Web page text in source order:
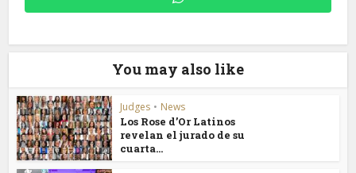
You may also like
Judges • News
Los Rose d’Or Latinos
revelan el jurado de su
cuarta...